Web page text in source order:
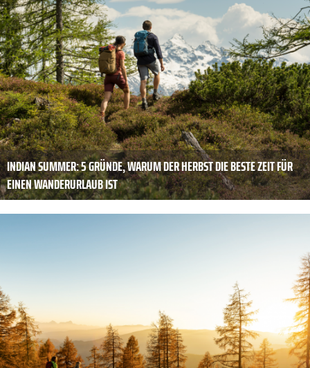
INDIAN SUMMER: 5 GRÜNDE, WARUM DER HERBST DIE BESTE ZEIT FÜR
EINEN WANDERURLAUB IST